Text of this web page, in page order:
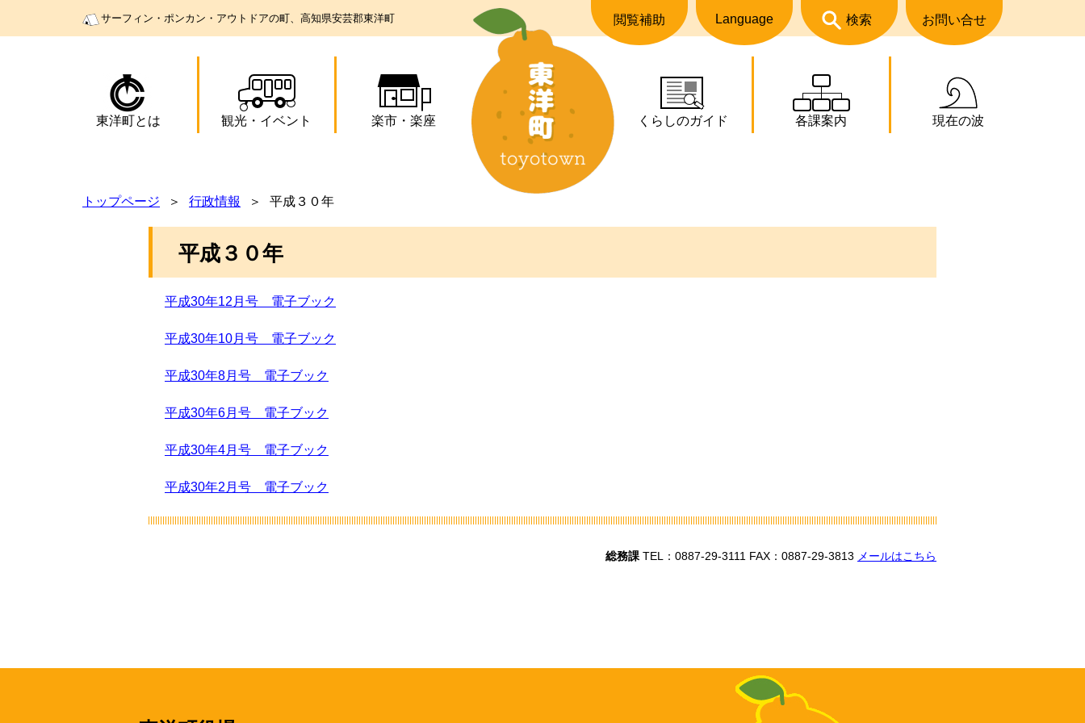
閲覧補助 Language 検索 お問い合せ
サーフィン・ポンカン・アウトドアの町、高知県安芸郡東洋町
東洋町とは 観光 ・ イベント 楽市・楽座 くらしのガイド 各課案内 現在の波
トップページ 行政情報 平成３０年
平成３０年
平成30年12月号 電子ブック
平成30年10月号 電子ブック
平成30年8月号 電子ブック
平成30年6月号 電子ブック
平成30年4月号 電子ブック
平成30年2月号 電子ブック
総務課 TEL：0887-29-3111 FAX：0887-29-3813 メールはこちら